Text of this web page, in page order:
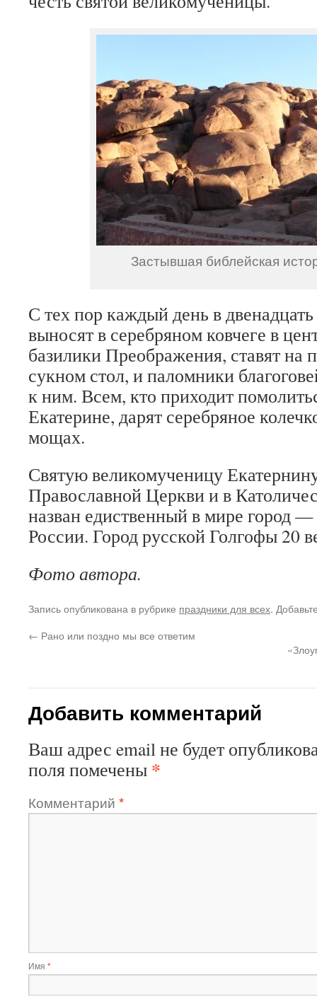
Застывшая библейская
С тех пор каждый день в
выносят в серебряном ковчеге в
базилики Преображения, ставят
сукном стол, и паломники
к ним. Всем, кто приходит
Екатерине, дарят серебряное
мощах.
Святую великомученицу
Православной Церкви и в
назван едиственный в мире город —
России. Город русской Голгофы 20
Фото автора.
Запись опубликована в рубрике праздники для всех.
← Рано или поздно мы все ответим
Добавить комментарий
Ваш адрес email не будет
поля помечены *
Комментарий *
Имя *